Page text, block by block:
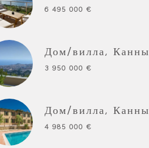
6 495 000 €
Дом/вилла, Канны
3 950 000 €
Дом/вилла, Канны
4 985 000 €